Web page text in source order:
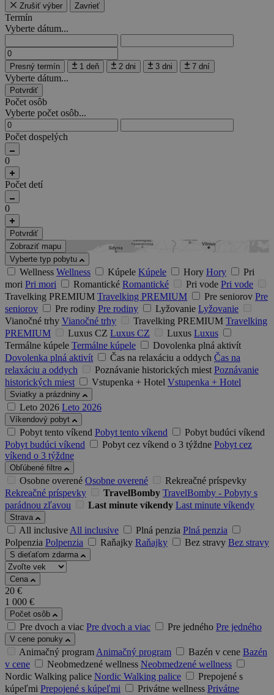
Zrušiť výber Zavrieť
Termín
Vyberte dátum...
Presný termín 1 deň 2 dni 3 dni 7 dní
Vyberte dátum...
Potvrdiť
Počet osôb
Vyberte počet osôb...
Počet dospelých
0
Počet detí
0
Potvrdiť
Zobraziť mapu
Vyberte typ pobytu
Wellness Wellness Kúpele Kúpele Hory Hory
Pri
mori Pri mori Romantické Romantické Pri vode Pri vode
Travelking PREMIUM Travelking PREMIUM Pre seniorov Pre
seniorov
Pre rodiny Pre rodiny Lyžovanie Lyžovanie
Vianočné trhy Vianočné trhy Travelking PREMIUM Travelking
PREMIUM
Luxus CZ Luxus CZ Luxus Luxus
Termálne kúpele Termálne kúpele
Dovolenka plná aktivít
Dovolenka plná aktivít
Čas na relaxáciu a oddych Čas na
relaxáciu a oddych
Poznávanie historických miest Poznávanie
historických miest
Vstupenka + Hotel Vstupenka + Hotel
Sviatky a prázdniny
Leto 2026 Leto 2026
Víkendový pobyt
Pobyt tento víkend Pobyt tento víkend
Pobyt budúci víkend
Pobyt budúci víkend
Pobyt cez víkend o 3 týždne Pobyt cez
víkend o 3 týždne
Obľúbené filtre
Osobne overené Osobne overené
Rekreačné príspevky
Rekreačné príspevky
TravelBomby TravelBomby - Pobyty s
parádnou zľavou
Last minute víkendy Last minute víkendy
Strava
All inclusiveAll inclusive Plná penzia Plná penzia
Polpenzia Polpenzia Raňajky Raňajky Bez stravy Bez stravy
S dieťaťom zdarma
Cena
20 €
1 000 €
Počet osôb
Pre dvoch a viac Pre dvoch a viac Pre jedného Pre jedného
V cene ponuky
Animačný programAnimačný program Bazén v cene Bazén
v cene
Neobmedzené wellness Neobmedzené wellness
Nordic Walking palice Nordic Walking palice
Prepojené s
kúpeľmi Prepojené s kúpeľmi Privátne wellness Privátne